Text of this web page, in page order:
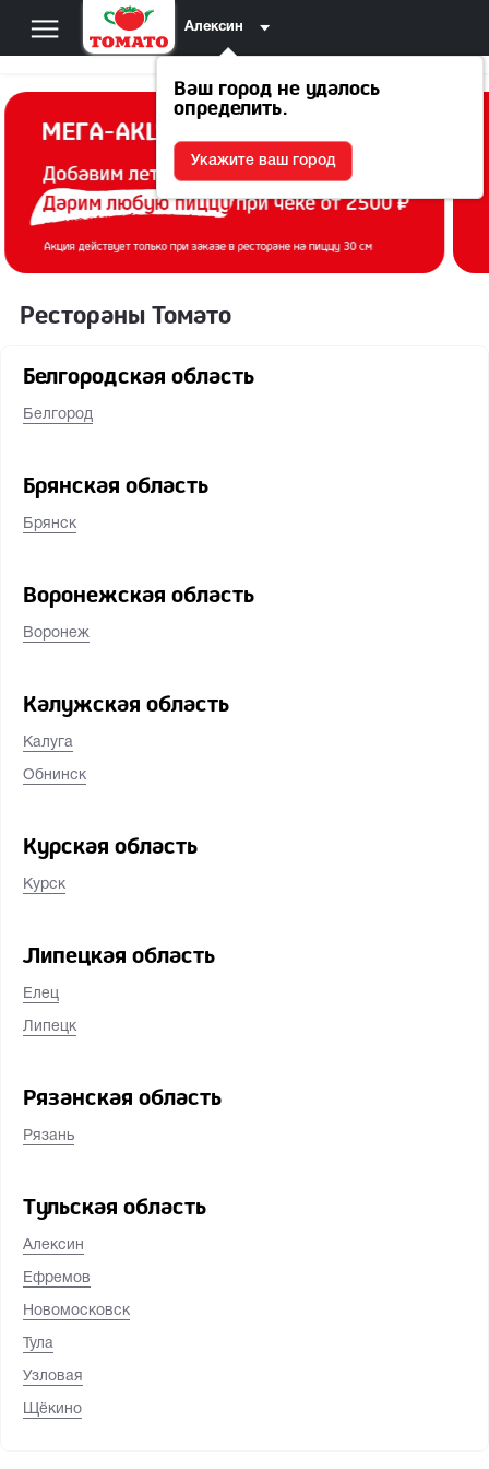
Алексин
Рестораны Томато
Белгородская область
Белгород
Брянская область
Брянск
Воронежская область
Воронеж
Калужская область
Калуга
Обнинск
Курская область
Курск
Липецкая область
Елец
Липецк
Рязанская область
Рязань
Тульская область
Алексин
Ефремов
Новомосковск
Тула
Узловая
Щёкино
Ваш город не удалось
определить.
Укажите ваш город